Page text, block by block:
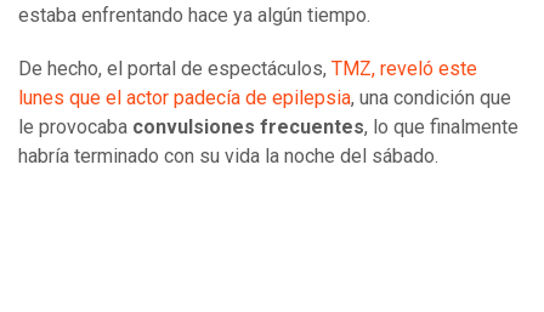
estaba enfrentando hace ya algún tiempo.
De hecho, el portal de espectáculos, TMZ, reveló este
lunes que el actor padecía de epilepsia, una condición que
le provocaba convulsiones frecuentes, lo que finalmente
habría terminado con su vida la noche del sábado.